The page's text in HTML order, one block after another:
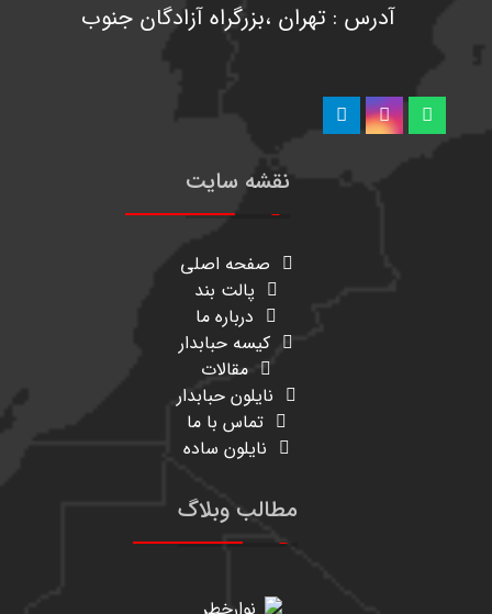
آدرس : تهران ،‌بزرگراه آزادگان جنوب
نقشه سایت
صفحه اصلی
پالت بند
درباره ما
کیسه حبابدار
مقالات
نایلون حبابدار
تماس با ما
نایلون ساده
مطالب وبلاگ